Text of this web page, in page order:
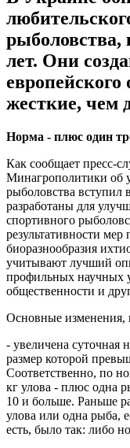
рыболовства,
лет. Они
жесткие, чем
Норма - плюс один
Как сообщает пресс-
Минагрополитики об
рыболовства вступил
разработаны для
спортивного
результативности
биоразнообразия
учитывают лучший
профильных научных
общественности и
Основные изменения,
- увеличена суточная
размер которой
Соответственно, по
кг улова - плюс одна
10 и больше. Раньше
улова или одна рыба,
есть, было так: либо